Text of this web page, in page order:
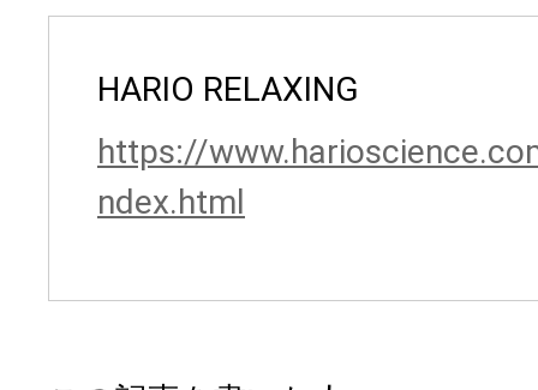
HARIO RELAXING
https://
ndex.html